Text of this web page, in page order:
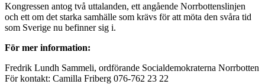
Kongressen antog två uttalanden, ett angående Norrbottenslinjen
och ett om det starka samhälle som krävs för att möta den svåra tid
som Sverige nu befinner sig i.
För mer information:
Fredrik Lundh Sammeli, ordförande Socialdemokraterna Norrbotten
För kontakt: Camilla Friberg 076-762 23 22